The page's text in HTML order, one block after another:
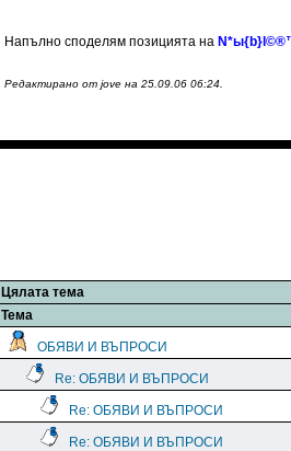
Напълно споделям позицията на
Редактирано от jove на 25.09.06 06:24.
Цялата тема
Тема
ОБЯВИ И ВЪПРОСИ
Re: ОБЯВИ И ВЪПРОСИ
Re: ОБЯВИ И ВЪПРОСИ
Re: ОБЯВИ И ВЪПРОСИ